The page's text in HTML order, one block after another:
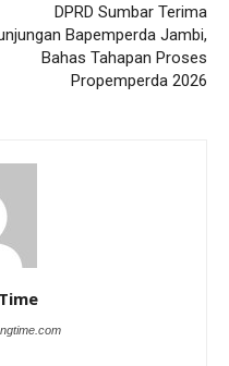
DPRD Sumbar Terima
Bapemperda Jambi,
Bahas Tahapan Proses
Propemperda 2026